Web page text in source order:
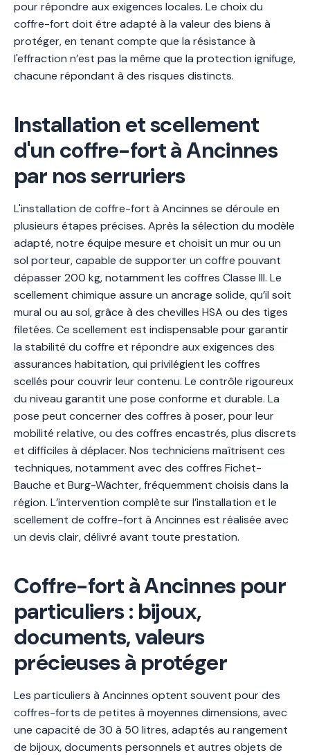
pour répondre aux exigences locales. Le choix du
coffre-fort doit être adapté à la valeur des biens à
protéger, en tenant compte que la résistance à
l'effraction n’est pas la même que la protection ignifuge,
chacune répondant à des risques distincts.
Installation et scellement
d'un coffre-fort à Ancinnes
par nos serruriers
L'installation de coffre-fort à Ancinnes se déroule en
plusieurs étapes précises. Après la sélection du modèle
adapté, notre équipe mesure et choisit un mur ou un
sol porteur, capable de supporter un coffre pouvant
dépasser 200 kg, notamment les coffres Classe III. Le
scellement chimique assure un ancrage solide, qu’il soit
mural ou au sol, grâce à des chevilles HSA ou des tiges
filetées. Ce scellement est indispensable pour garantir
la stabilité du coffre et répondre aux exigences des
assurances habitation, qui privilégient les coffres
scellés pour couvrir leur contenu. Le contrôle rigoureux
du niveau garantit une pose conforme et durable. La
pose peut concerner des coffres à poser, pour leur
mobilité relative, ou des coffres encastrés, plus discrets
et difficiles à déplacer. Nos techniciens maîtrisent ces
techniques, notamment avec des coffres Fichet-
Bauche et Burg-Wächter, fréquemment choisis dans la
région. L’intervention complète sur l’installation et le
scellement de coffre-fort à Ancinnes est réalisée avec
un devis clair, délivré avant toute prestation.
Coffre-fort à Ancinnes pour
particuliers : bijoux,
documents, valeurs
précieuses à protéger
Les particuliers à Ancinnes optent souvent pour des
coffres-forts de petites à moyennes dimensions, avec
une capacité de 30 à 50 litres, adaptés au rangement
de bijoux, documents personnels et autres objets de